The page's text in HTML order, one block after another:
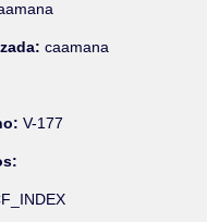
caamana
V-177